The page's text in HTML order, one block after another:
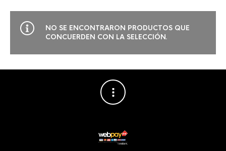
NO SE ENCONTRARON PRODUCTOS QUE
CONCUERDEN CON LA SELECCIÓN.